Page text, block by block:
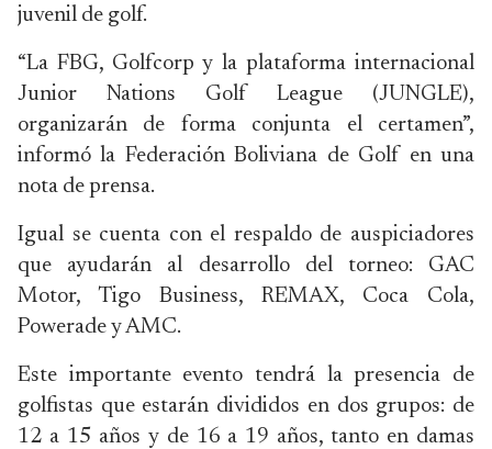
juvenil de golf.
“La FBG, Golfcorp y la plataforma internacional
Junior Nations Golf League (JUNGLE),
organizarán de forma conjunta el certamen”,
informó la Federación Boliviana de Golf en una
nota de prensa.
Igual se cuenta con el respaldo de auspiciadores
que ayudarán al desarrollo del torneo: GAC
Motor, Tigo Business, REMAX, Coca Cola,
Powerade y AMC.
Este importante evento tendrá la presencia de
golfistas que estarán divididos en dos grupos: de
12 a 15 años y de 16 a 19 años, tanto en damas